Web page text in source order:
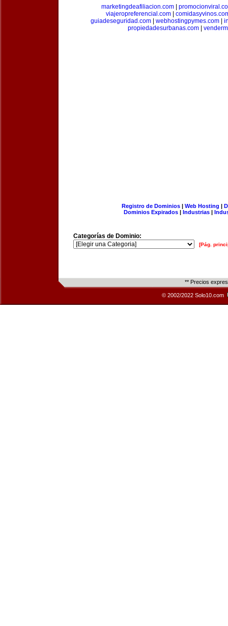
marketingdeafiliacion.com|
viajeropreferencial.com
guiadeseguridad.com| webhostingpymes.com|
propiedadesurbanas.com
Registro de Dominios| Web Hosting |
Dominios Expirados | Industrias |
Categorías de Dominio:
[Pág.
** Precios
© 2002/2022 Solo10.com